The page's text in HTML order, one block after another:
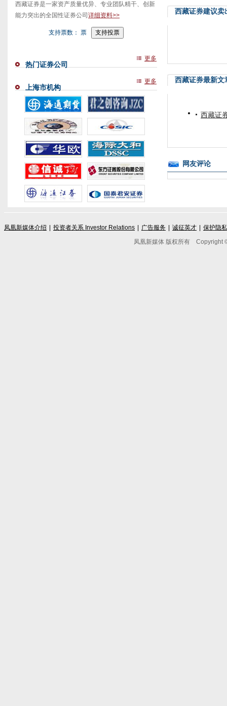
西藏证券是一家资产质量优异、专业团队精干、创新
能力突出的全国性证券公司 详细资料>>
支持票数： 票
热门证券公司
更多
上海市机构
更多
西藏证券建议卖
西藏证券最新文
西藏证
网友评论
凤凰新媒体介绍 投资者关系 Investor Relations 广告服务 诚征英才
保护隐
凤凰新媒体 版权所有 Copyright